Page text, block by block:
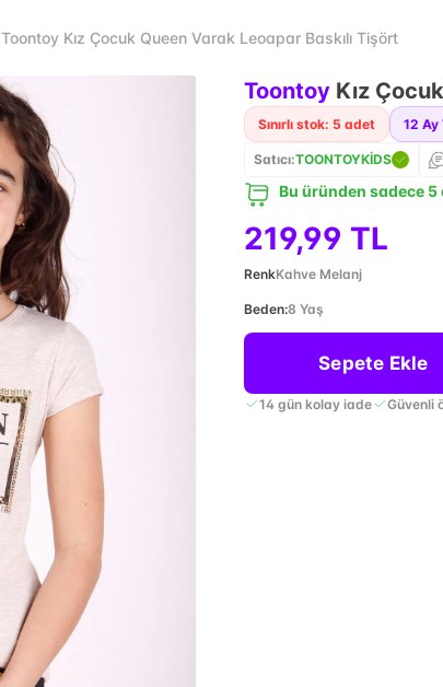
Toontoy Kız Çocuk Queen Varak Leoapar Baskılı Tişört
Toontoy Kız
Sınırlı stok: 5 adet 12 Ay
Satıcı:TOONTOYKİDS
Bu üründen sadece 5
219,99 TL
RenkKahve Melanj
Beden:8 Yaş
Sepete Ekle
14 gün kolay iade Güvenli